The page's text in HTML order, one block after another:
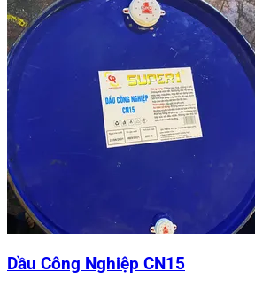
Dầu Công Nghiệp CN15